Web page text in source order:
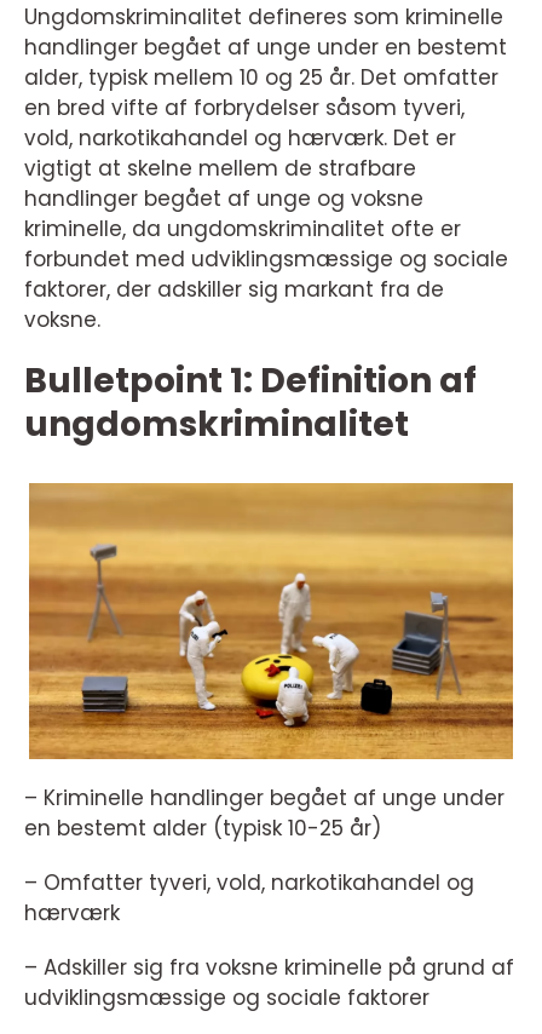
Ungdomskriminalitet defineres som kriminelle
handlinger begået af unge under en bestemt
alder, typisk mellem 10 og 25 år. Det omfatter
en bred vifte af forbrydelser såsom tyveri,
vold, narkotikahandel og hærværk. Det er
vigtigt at skelne mellem de strafbare
handlinger begået af unge og voksne
kriminelle, da ungdomskriminalitet ofte er
forbundet med udviklingsmæssige og sociale
faktorer, der adskiller sig markant fra de
voksne.
Bulletpoint 1: Definition af
ungdomskriminalitet
– Kriminelle handlinger begået af unge under
en bestemt alder (typisk 10-25 år)
– Omfatter tyveri, vold, narkotikahandel og
hærværk
– Adskiller sig fra voksne kriminelle på grund af
udviklingsmæssige og sociale faktorer